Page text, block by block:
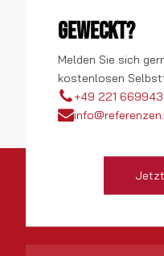
geweckt?
Melden Sie sich
kostenlosen
+49 221